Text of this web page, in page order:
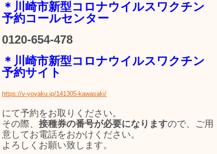
＊川崎市新型コロナウイルスワクチン
予約コールセンター
0120-654-478
＊川崎市新型コロナウイルスワクチン
予約サイト
https://v-yoyaku.jp/141305-kawasaki/
にて予約をお取りください。
その際、接種券の番号が必要になりますので、ご用
意してお電話をおかけください。
よろしくお願い致します。